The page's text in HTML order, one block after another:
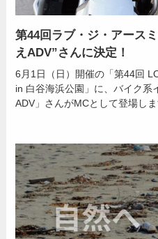
第44回ラブ・ジ・アース
えADV”さんに決定！
6月1日（日）開催の「第44回
in 白谷海浜公園」に、バイク系
ADV」さんがMCとして登場し